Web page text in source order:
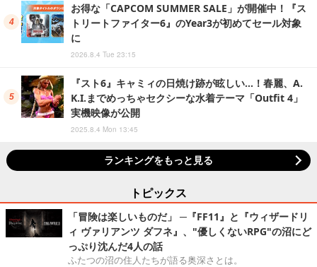
お得な「CAPCOM SUMMER SALE」が開催中！『ス
トリートファイター6』のYear3が初めてセール対象
に
2026.8.4 Tue 23:15
『スト6』キャミィの日焼け跡が眩しい…！春麗、A.
K.I.までめっちゃセクシーな水着テーマ「Outfit 4」
実機映像が公開
2025.8.4 Mon 13:45
ランキングをもっと見る
トピックス
「冒険は楽しいものだ」 ─『FF11』と『ウィザードリ
ィ ヴァリアンツ ダフネ』、"優しくないRPG"の沼にど
っぷり沈んだ4人の話
ふたつの沼の住人たちが語る奥深さとは。